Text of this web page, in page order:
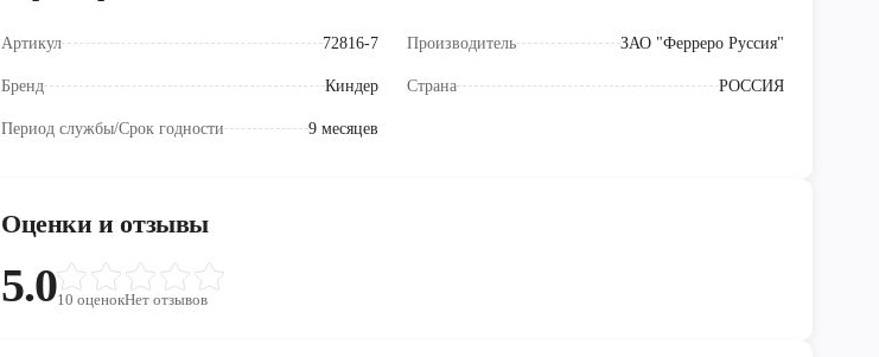
Артикул 72816-7 Производитель ЗАО "Ферреро Руссия"
Бренд Киндер Страна РОССИЯ
Период службы/Срок годности 9 месяцев
Оценки и отзывы
5.010 оценокНет отзывов